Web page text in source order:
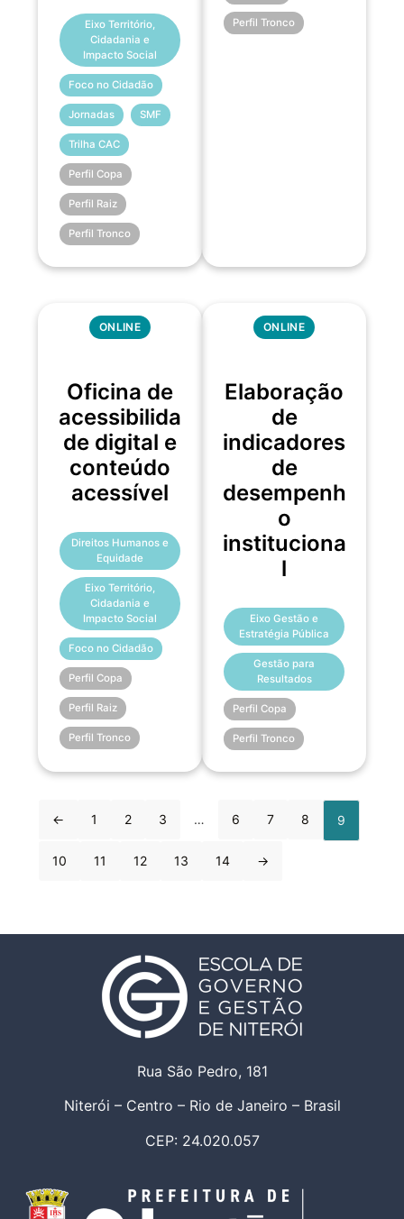
Eixo Território,
Cidadania e
Impacto Social
Foco no Cidadão
Jornadas SMF
Trilha CAC
Perfil Copa
Perfil Raiz
Perfil Tronco
Perfil Tronco
ONLINE
Oficina de
acessibilida
de digital e
conteúdo
acessível
Direitos Humanos e
Equidade
Eixo Território,
Cidadania e
Impacto Social
Foco no Cidadão
Perfil Copa
Perfil Raiz
Perfil Tronco
ONLINE
Elaboração
de
indicadores
de
desempenh
o
instituciona
l
Eixo Gestão e
Estratégia Pública
Gestão para
Resultados
Perfil Copa
Perfil Tronco
← 1 2 3 … 6 7 8 9
10 11 12 13 14 →
Rua São Pedro, 181
Niterói – Centro – Rio de Janeiro – Brasil
CEP: 24.020.057